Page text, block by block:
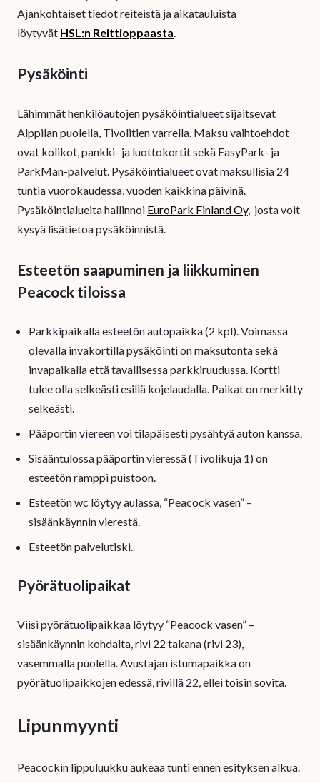
Ajankohtaiset tiedot reiteistä ja aikatauluista
löytyvät HSL:n Reittioppaasta.
Pysäköinti
Lähimmät henkilöautojen pysäköintialueet sijaitsevat
Alppilan puolella, Tivolitien varrella. Maksu vaihtoehdot
ovat kolikot, pankki- ja luottokortit sekä EasyPark- ja
ParkMan-palvelut. Pysäköintialueet ovat maksullisia 24
tuntia vuorokaudessa, vuoden kaikkina päivinä.
Pysäköintialueita hallinnoi EuroPark Finland Oy, josta voit
kysyä lisätietoa pysäköinnistä.
Esteetön saapuminen ja liikkuminen
Peacock tiloissa
Parkkipaikalla esteetön autopaikka (2 kpl). Voimassa
olevalla invakortilla pysäköinti on maksutonta sekä
invapaikalla että tavallisessa parkkiruudussa. Kortti
tulee olla selkeästi esillä kojelaudalla. Paikat on merkitty
selkeästi.
Pääportin viereen voi tilapäisesti pysähtyä auton kanssa.
Sisääntulossa pääportin vieressä (Tivolikuja 1) on
esteetön ramppi puistoon.
Esteetön wc löytyy aulassa, “Peacock vasen” –
sisäänkäynnin vierestä.
Esteetön palvelutiski.
Pyörätuolipaikat
Viisi pyörätuolipaikkaa löytyy “Peacock vasen” –
sisäänkäynnin kohdalta, rivi 22 takana (rivi 23),
vasemmalla puolella. Avustajan istumapaikka on
pyörätuolipaikkojen edessä, rivillä 22, ellei toisin sovita.
Lipunmyynti
Peacockin lippuluukku aukeaa tunti ennen esityksen alkua.